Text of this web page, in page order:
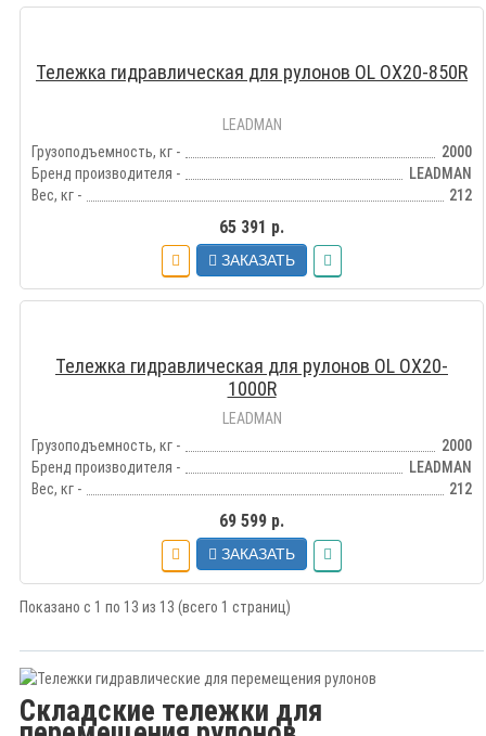
Тележка гидравлическая для рулонов OL OX20-850R
LEADMAN
Грузоподъемность, кг -
2000
Бренд производителя -
LEADMAN
Вес, кг -
212
65 391 р.
ЗАКАЗАТЬ
Тележка гидравлическая для рулонов OL OX20-
1000R
LEADMAN
Грузоподъемность, кг -
2000
Бренд производителя -
LEADMAN
Вес, кг -
212
69 599 р.
ЗАКАЗАТЬ
Показано с 1 по 13 из 13 (всего 1 страниц)
Складские тележки для